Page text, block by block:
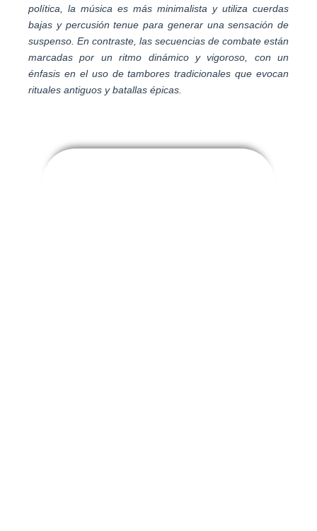
política, la música es más minimalista y utiliza cuerdas
bajas y percusión tenue para generar una sensación de
suspenso. En contraste, las secuencias de combate están
marcadas por un ritmo dinámico y vigoroso, con un
énfasis en el uso de tambores tradicionales que evocan
rituales antiguos y batallas épicas.